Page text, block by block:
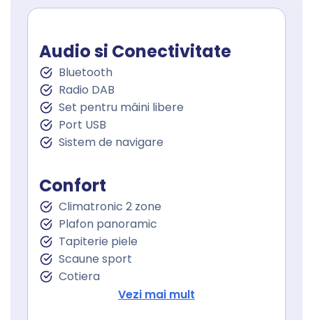
Audio si Conectivitate
Bluetooth
Radio DAB
Set pentru mâini libere
Port USB
Sistem de navigare
Confort
Climatronic 2 zone
Plafon panoramic
Tapiterie piele
Scaune sport
Cotiera
Cotiera spateVezi mai mult